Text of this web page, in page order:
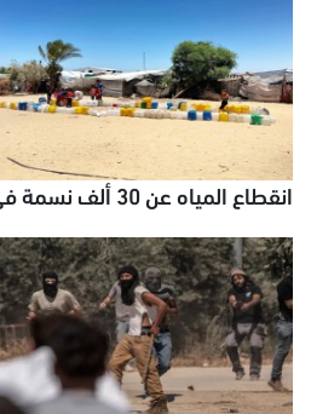
انقطاع المياه عن 30 ألف نسمة في مواصي خانيونس